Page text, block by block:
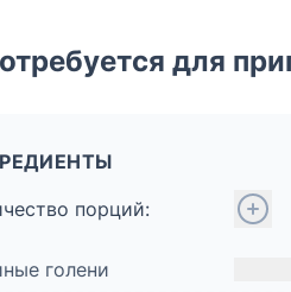
для
порций:
голени